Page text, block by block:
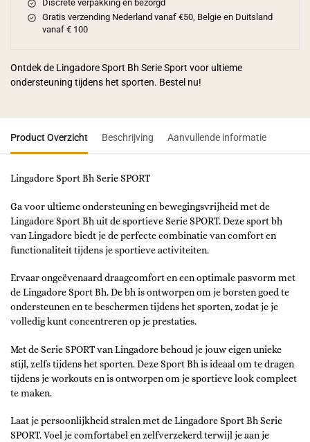
Discrete verpakking en bezorgd
Gratis verzending Nederland vanaf €50, Belgie en Duitsland
vanaf € 100
Ontdek de Lingadore Sport Bh Serie Sport voor ultieme
ondersteuning tijdens het sporten. Bestel nu!
Product Overzicht Beschrijving Aanvullende informatie
Lingadore Sport Bh Serie SPORT
Ga voor ultieme ondersteuning en bewegingsvrijheid met de
Lingadore Sport Bh uit de sportieve Serie SPORT. Deze sport bh
van Lingadore biedt je de perfecte combinatie van comfort en
functionaliteit tijdens je sportieve activiteiten.
Ervaar ongeëvenaard draagcomfort en een optimale pasvorm met
de Lingadore Sport Bh. De bh is ontworpen om je borsten goed te
ondersteunen en te beschermen tijdens het sporten, zodat je je
volledig kunt concentreren op je prestaties.
Met de Serie SPORT van Lingadore behoud je jouw eigen unieke
stijl, zelfs tijdens het sporten. Deze Sport Bh is ideaal om te dragen
tijdens je workouts en is ontworpen om je sportieve look compleet
te maken.
Laat je persoonlijkheid stralen met de Lingadore Sport Bh Serie
SPORT. Voel je comfortabel en zelfverzekerd terwijl je aan je